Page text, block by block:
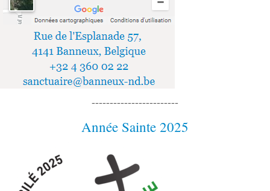
------------------------
Année Sainte 2025